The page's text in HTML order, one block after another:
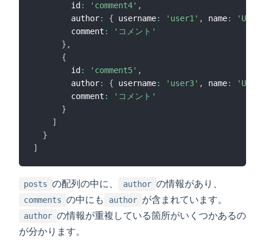
        id
: 'comment4' ,
        author
: { username: 'user1' , name:
'User
        comment
:
'コメント'
} ,
{
        id
: 'comment5' ,
        author
: { username: 'user3' , name:
'User
        comment
:
'コメント'
}
]
}
]
posts の配列の中に、 author の情報があり、
comments の中にも author が含まれています。
author の情報が重複している箇所がいくつかあるの
が分かります。